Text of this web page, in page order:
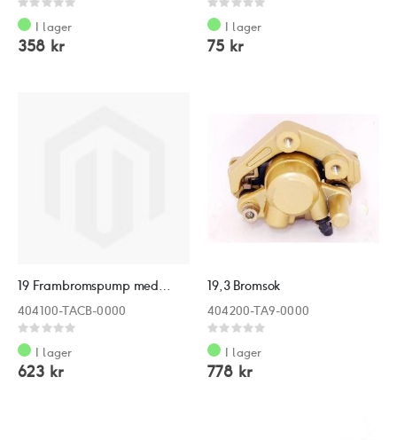
Rating:
0%
I lager
358 kr
Rating:
0%
I lager
75 kr
404100-TACB-0000
Rating:
0%
I lager
623 kr
19,3 Bromsok
404200-TA9-0000
Rating:
0%
I lager
778 kr